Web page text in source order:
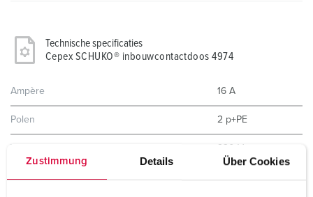
Zustimmung Details Über Cookies
Technische specificaties
Cepex SCHUKO® inbouwcontactdoos 4974
Ampère 16 A
Polen 2 p+PE
Hertz